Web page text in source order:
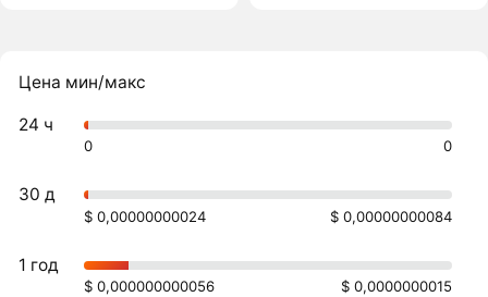
Цена мин/макс
24 ч
0 0
30 д
$ 0,00000000024 $ 0,00000000084
1 год
$ 0,000000000056 $ 0,0000000015